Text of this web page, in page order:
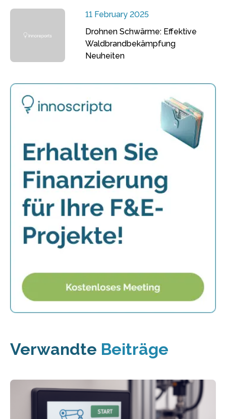
11 February 2025
Drohnen Schwärme: Effektive
Waldbrandbekämpfung
Neuheiten
Verwandte Beiträge